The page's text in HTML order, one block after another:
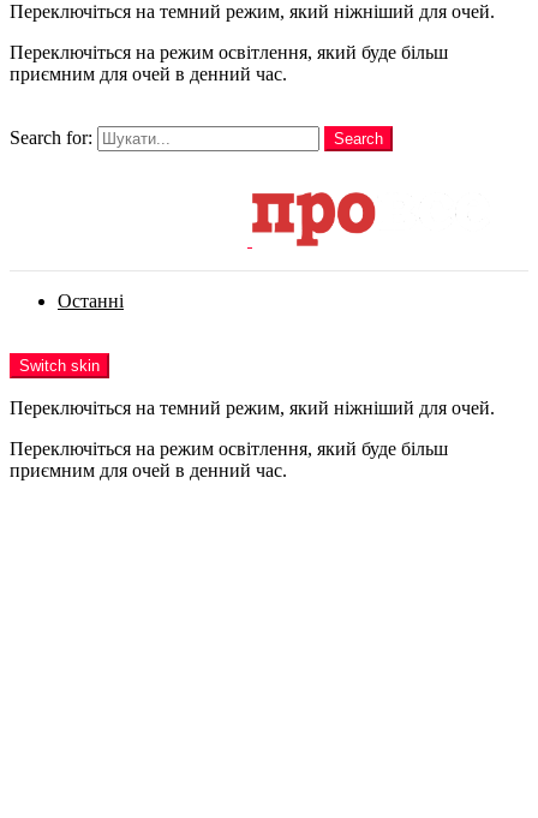
Переключіться на темний режим, який ніжніший для очей.
Переключіться на режим освітлення, який буде більш
приємним для очей в денний час.
Search for:
Search
Останні
Switch skin
Переключіться на темний режим, який ніжніший для очей.
Переключіться на режим освітлення, який буде більш
приємним для очей в денний час.